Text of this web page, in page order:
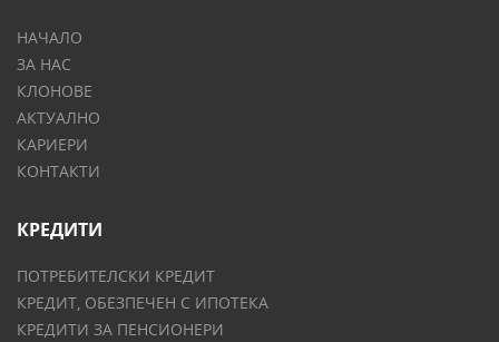
НАЧАЛО
ЗА НАС
КЛОНОВЕ
АКТУАЛНО
КАРИЕРИ
КОНТАКТИ
КРЕДИТИ
ПОТРЕБИТЕЛСКИ КРЕДИТ
КРЕДИТ, ОБЕЗПЕЧЕН С ИПОТЕКА
КРЕДИТИ ЗА ПЕНСИОНЕРИ